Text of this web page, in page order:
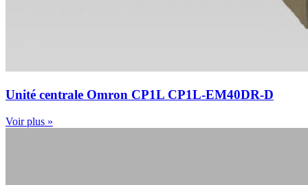
Unité centrale Omron CP1L CP1L-EM40DR-D
Voir plus »